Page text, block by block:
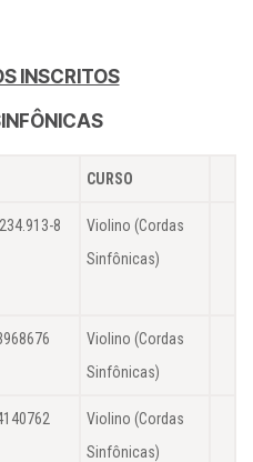
INSCRITOS
CURSO
8
Violino (Cordas
Sinfônicas)
Violino (Cordas
Sinfônicas)
Violino (Cordas
Sinfônicas)